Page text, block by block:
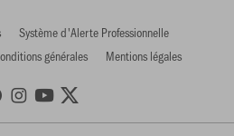
Système d'Alerte Professionnelle
générales Mentions légales